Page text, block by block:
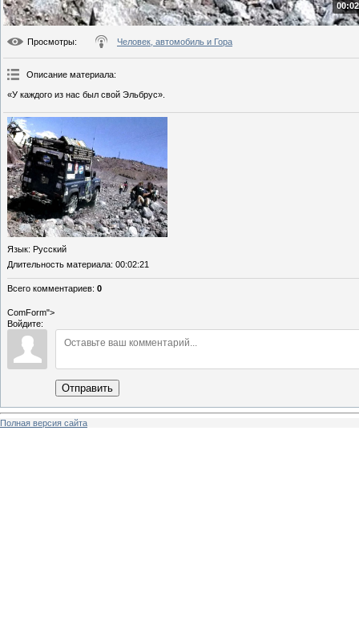
Просмотры: Человек, автомобиль и Гора
Описание материала:
«У каждого из нас был свой Эльбрус».
Язык: Русский
Длительность материала: 00:02:21
Всего комментариев: 0
ComForm">
Войдите:
Отправить
Полная версия сайта